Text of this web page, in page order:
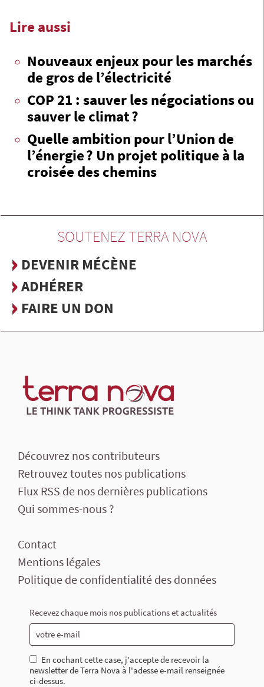
Lire aussi
Nouveaux enjeux pour les marchés
de gros de l’électricité
COP 21 : sauver les négociations ou
sauver le climat ?
Quelle ambition pour l’Union de
l’énergie ? Un projet politique à la
croisée des chemins
SOUTENEZ TERRA NOVA
DEVENIR MÉCÈNE
ADHÉRER
FAIRE UN DON
Découvrez nos contributeurs
Retrouvez toutes nos publications
Flux RSS de nos dernières publications
Qui sommes-nous ?
Contact
Mentions légales
Politique de confidentialité des données
Recevez chaque mois nos publications et actualités
En cochant cette case, j'accepte de recevoir la
newsletter de Terra Nova à l'adesse e-mail renseignée
ci-dessus.